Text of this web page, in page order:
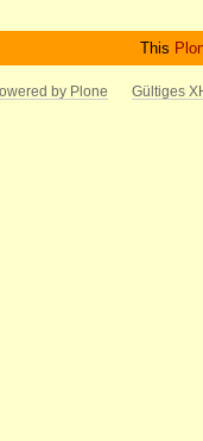
This
by Plone Gültiges